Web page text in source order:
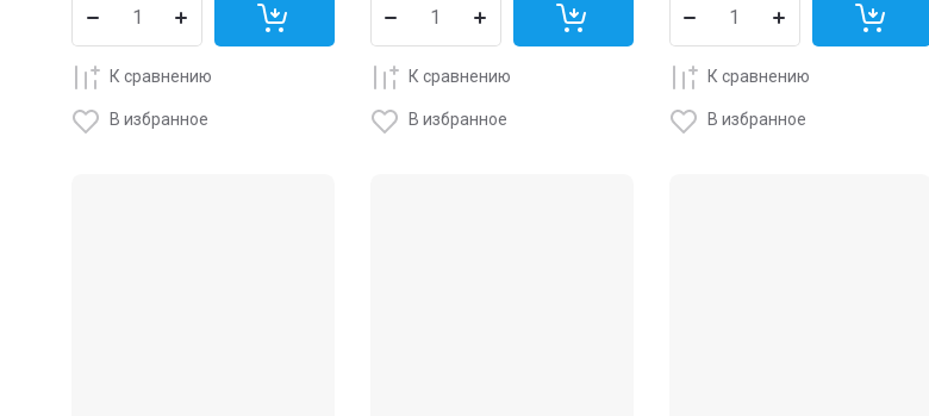
К сравнению
В избранное
К сравнению
В избранное
К сравнению
В избранное